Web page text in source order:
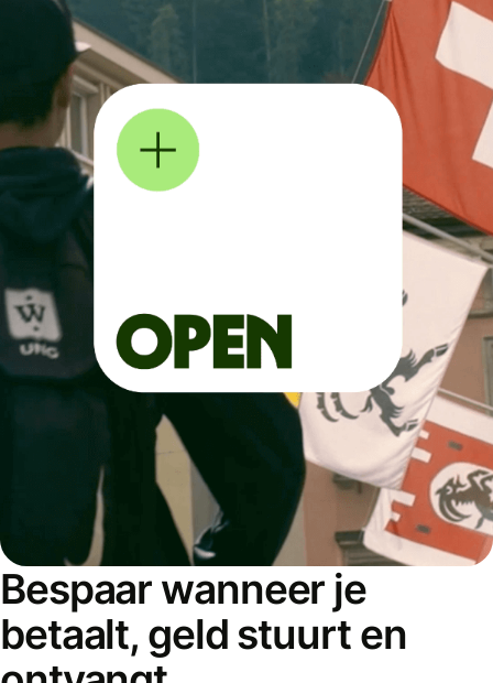
Bespaar wanneer je
betaalt, geld stuurt en